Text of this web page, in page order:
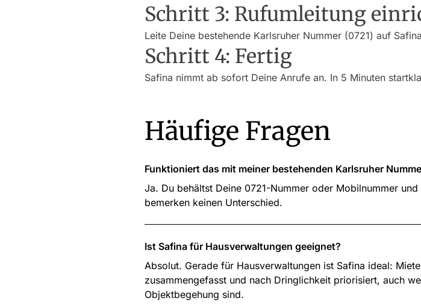
Schritt 3: Rufumleitung
Leite Deine bestehende Karlsruher Nummer (0721) auf
Schritt 4: Fertig
Safina nimmt ab sofort Deine Anrufe an. In 5 Minuten
Häufige Fragen
Funktioniert das mit meiner bestehenden Karlsruher
Ja. Du behältst Deine 0721-Nummer oder Mobilnummer
bemerken keinen Unterschied.
Ist Safina für Hausverwaltungen geeignet?
Absolut. Gerade für Hausverwaltungen ist Safina ideal:
zusammengefasst und nach Dringlichkeit priorisiert, auch
Objektbegehung sind.